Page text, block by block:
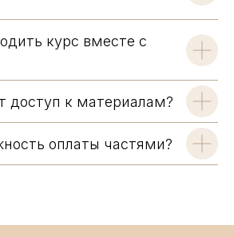
курс вместе с
доступ к материалам?
оплаты частями?